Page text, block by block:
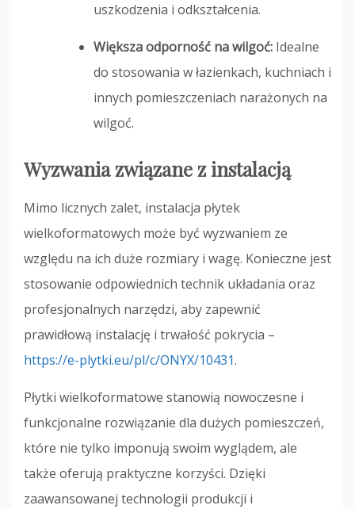
uszkodzenia i odkształcenia.
Większa odporność na wilgoć: Idealne
do stosowania w łazienkach, kuchniach i
innych pomieszczeniach narażonych na
wilgoć.
Wyzwania związane z instalacją
Mimo licznych zalet, instalacja płytek
wielkoformatowych może być wyzwaniem ze
względu na ich duże rozmiary i wagę. Konieczne jest
stosowanie odpowiednich technik układania oraz
profesjonalnych narzędzi, aby zapewnić
prawidłową instalację i trwałość pokrycia –
https://e-plytki.eu/pl/c/ONYX/10431.
Płytki wielkoformatowe stanowią nowoczesne i
funkcjonalne rozwiązanie dla dużych pomieszczeń,
które nie tylko imponują swoim wyglądem, ale
także oferują praktyczne korzyści. Dzięki
zaawansowanej technologii produkcji i